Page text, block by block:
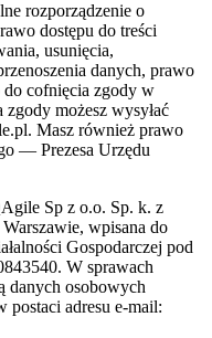
rozporządzenie o
dostępu do treści
usunięcia,
danych, prawo
do cofnięcia zgody w
możesz wysyłać
Masz również prawo
— Prezesa Urzędu
Sp z o.o. Sp. k. z
wpisana do
Gospodarczej pod
W sprawach
danych osobowych
adresu e‑mail: